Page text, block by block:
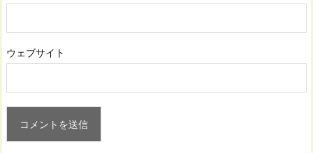
ウェブサイト